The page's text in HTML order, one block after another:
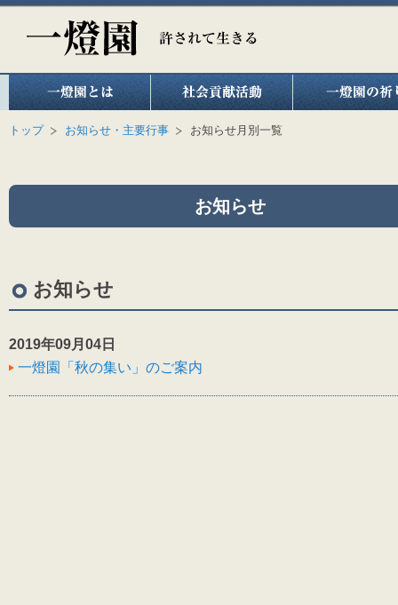
トップ お知らせ・主要行事 お知らせ月別一覧
お知らせ
お知らせ
2019年09月04日
一燈園「秋の集い」のご案内